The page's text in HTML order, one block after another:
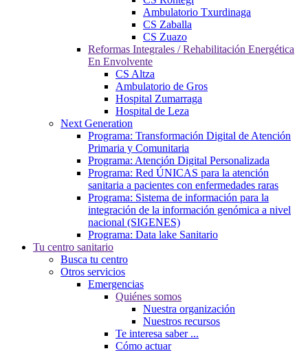
Ambulatorio Txurdinaga
CS Zaballa
CS Zuazo
Reformas Integrales / Rehabilitación Energética
En Envolvente
CS Altza
Ambulatorio de Gros
Hospital Zumarraga
Hospital de Leza
Next Generation
Programa: Transformación Digital de Atención
Primaria y Comunitaria
Programa: Atención Digital Personalizada
Programa: Red ÚNICAS para la atención
sanitaria a pacientes con enfermedades raras
Programa: Sistema de información para la
integración de la información genómica a nivel
nacional (SIGENES)
Programa: Data lake Sanitario
Tu centro sanitario
Busca tu centro
Otros servicios
Emergencias
Quiénes somos
Nuestra organización
Nuestros recursos
Te interesa saber ...
Cómo actuar